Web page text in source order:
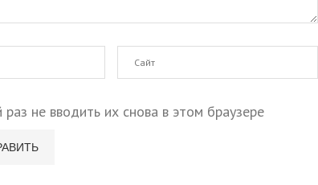
не вводить их снова в этом браузере